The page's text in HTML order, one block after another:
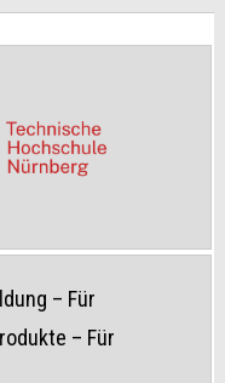
– Für
– Für